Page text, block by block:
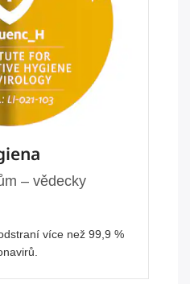
– vědecky
více než 99,9 %